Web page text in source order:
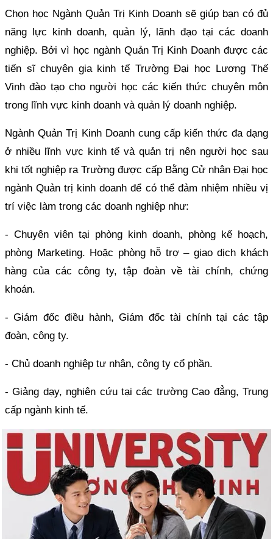
Chọn học Ngành Quản Trị Kinh Doanh sẽ giúp bạn có đủ
năng lực kinh doanh, quản lý, lãnh đạo tại các doanh
nghiệp. Bởi vì học ngành Quản Trị Kinh Doanh được các
tiến sĩ chuyên gia kinh tế Trường Đại học Lương Thế
Vinh đào tạo cho người học các kiến thức chuyên môn
trong lĩnh vực kinh doanh và quản lý doanh nghiệp.
Ngành Quản Trị Kinh Doanh cung cấp kiến thức đa dạng
ở nhiều lĩnh vực kinh tế và quản trị nên người học sau
khi tốt nghiệp ra Trường được cấp Bằng Cử nhân Đại học
ngành Quản trị kinh doanh để có thể đảm nhiệm nhiều vị
trí việc làm trong các doanh nghiệp như:
- Chuyên viên tại phòng kinh doanh, phòng kế hoạch,
phòng Marketing. Hoặc phòng hỗ trợ – giao dịch khách
hàng của các công ty, tập đoàn về tài chính, chứng
khoán.
- Giám đốc điều hành, Giám đốc tài chính tại các tập
đoàn, công ty.
- Chủ doanh nghiệp tư nhân, công ty cổ phần.
- Giảng dạy, nghiên cứu tại các trường Cao đẳng, Trung
cấp ngành kinh tế.